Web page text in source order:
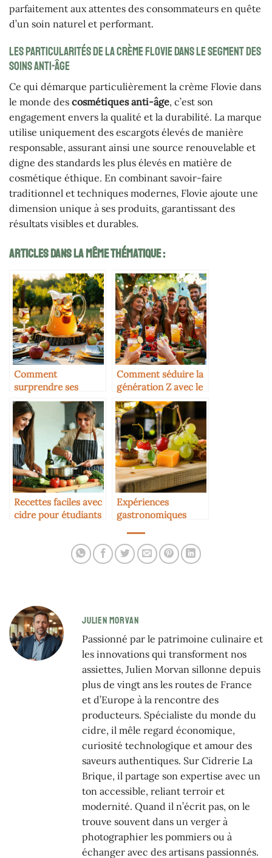
parfaitement aux attentes des consommateurs en quête
d’un soin naturel et performant.
Les particularités de la crème Flovie dans le segment des
soins anti-âge
Ce qui démarque particulièrement la crème Flovie dans
le monde des cosmétiques anti-âge, c’est son
engagement envers la qualité et la durabilité. La marque
utilise uniquement des escargots élevés de manière
responsable, assurant ainsi une source renouvelable et
digne des standards les plus élevés en matière de
cosmétique éthique. En combinant savoir-faire
traditionnel et techniques modernes, Flovie ajoute une
dimension unique à ses produits, garantissant des
résultats visibles et durables.
Articles Dans La Même Thématique :
Comment
surprendre ses
invités avec le cidre
Comment séduire la
génération Z avec le
cidre
Recettes faciles avec
cidre pour étudiants
Expériences
gastronomiques
JULIEN MORVAN
Passionné par le patrimoine culinaire et
les innovations qui transforment nos
assiettes, Julien Morvan sillonne depuis
plus de vingt ans les routes de France
et d’Europe à la rencontre des
producteurs. Spécialiste du monde du
cidre, il mêle regard économique,
curiosité technologique et amour des
saveurs authentiques. Sur Cidrerie La
Brique, il partage son expertise avec un
ton accessible, reliant terroir et
modernité. Quand il n’écrit pas, on le
trouve souvent dans un verger à
photographier les pommiers ou à
échanger avec des artisans passionnés.